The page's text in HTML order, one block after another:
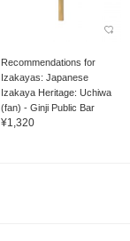
Recommendations for
Izakayas: Japanese
Izakaya Heritage: Uchiwa
(fan) - Ginji Public Bar
¥1,320